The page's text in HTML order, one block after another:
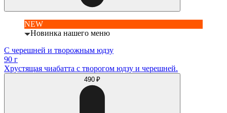
NEW
Новинка нашего меню
С черешней и творожным юдзу
90 г
Хрустящая чиабатта с творогом юдзу и черешней.
490 ₽